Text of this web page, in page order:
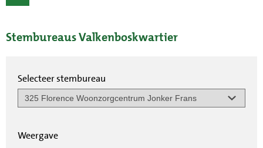
Stembureaus Valkenboskwartier
Selecteer stembureau
Weergave